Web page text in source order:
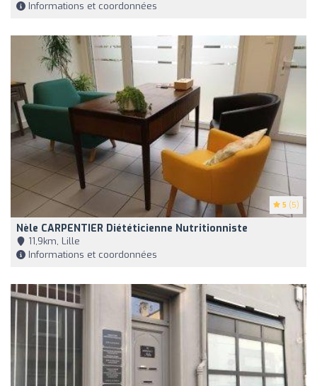
Informations et coordonnées
5 (5)
Nèle CARPENTIER Diététicienne Nutritionniste
11,9km, Lille
Informations et coordonnées